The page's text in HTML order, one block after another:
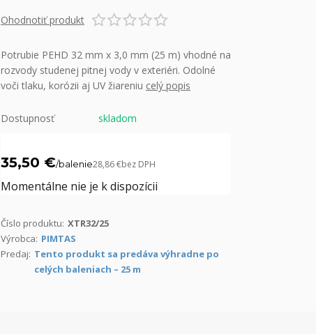
Ohodnotiť produkt
Potrubie PEHD 32 mm x 3,0 mm (25 m) vhodné na
rozvody studenej pitnej vody v exteriéri. Odolné
voči tlaku, korózii aj UV žiareniu celý popis
Dostupnosť skladom
35,50 €/balenie28,86 €bez DPH
Momentálne nie je k dispozícii
Číslo produktu: XTR32/25
Výrobca: PIMTAS
Predaj: Tento produkt sa predáva výhradne po
celých baleniach – 25 m